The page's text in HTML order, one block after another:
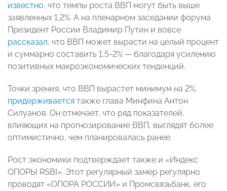
известно, что темпы роста ВВП могут быть выше
заявленных 1,2%. А на пленарном заседании форума
Президент России Владимир Путин и вовсе
рассказал, что ВВП может вырасти на целый процент
и суммарно составить 1,5-2% — благодаря усилению
позитивных макроэкономических тенденций.
Точки зрения, что ВВП вырастет минимум на 2%,
придерживается также глава Минфина Антон
Силуанов. Он отмечает, что ряд показателей,
влияющих на прогнозирование ВВП, выглядят более
оптимистично, чем планировалась ранее.
Рост экономики подтверждает также и «Индекс
ОПОРЫ RSBI». Этот регулярный замер регулярно
проводят «ОПОРА РОССИИ» и Промсвязьбанк, его